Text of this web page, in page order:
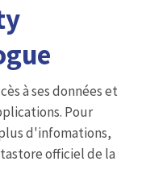
à ses données et
Pour
d'infomations,
officiel de la